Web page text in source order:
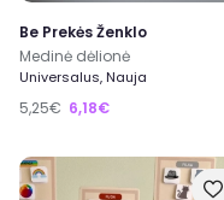
Be Prekės Ženklo
Medinė dėlionė
Universalus, Nauja
5,25€ 6,18€